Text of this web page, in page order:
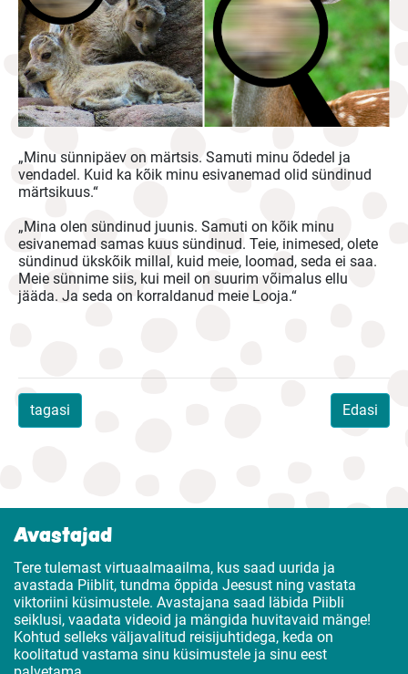
„Minu sünnipäev on märtsis. Samuti minu õdedel ja
vendadel. Kuid ka kõik minu esivanemad olid sündinud
märtsikuus.“
„Mina olen sündinud juunis. Samuti on kõik minu
esivanemad samas kuus sündinud. Teie, inimesed, olete
sündinud ükskõik millal, kuid meie, loomad, seda ei saa.
Meie sünnime siis, kui meil on suurim võimalus ellu
jääda. Ja seda on korraldanud meie Looja.“
Edasi
tagasi
Avastajad
Tere tulemast virtuaalmaailma, kus saad uurida ja
avastada Piiblit, tundma õppida Jeesust ning vastata
viktoriini küsimustele. Avastajana saad läbida Piibli
seiklusi, vaadata videoid ja mängida huvitavaid mänge!
Kohtud selleks väljavalitud reisijuhtidega, keda on
koolitatud vastama sinu küsimustele ja sinu eest